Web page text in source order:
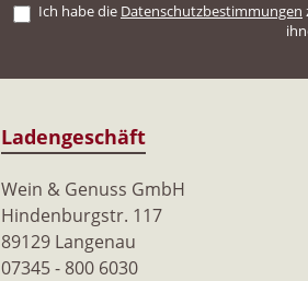
Ich habe die Datenschutzbestimmungen
Ladengeschäft
Wein & Genuss GmbH
Hindenburgstr. 117
89129 Langenau
07345 - 800 6030